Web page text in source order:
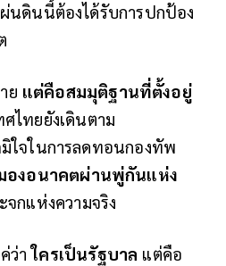
นดินนี้ต้องได้รับการปกป้อง
ย แต่คือสมมุติฐานที่ตั้งอยู่
ไทยยังเดินตาม
ใจในการลดทอนกองทัพ
องอนาคตผ่านพู่กันแห่ง
จกแห่งความจริง
ว่าใครเป็นรัฐบาล แต่คือ